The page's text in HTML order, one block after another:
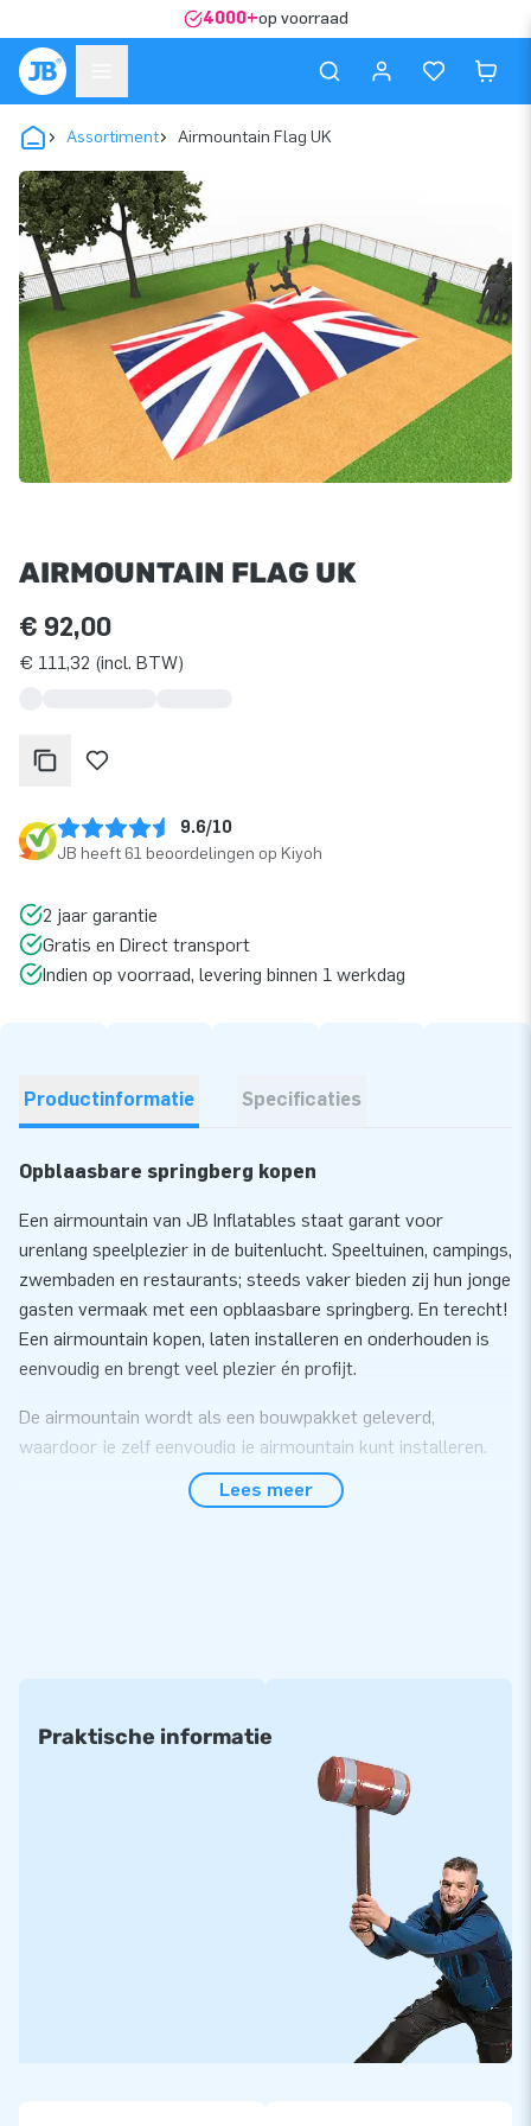
4000+op voorraad
Assortiment Airmountain Flag UK
AIRMOUNTAIN FLAG UK
€ 92,00
€ 111,32 (incl. BTW)
9.6/10
JB heeft 61 beoordelingen op Kiyoh
2 jaar garantie
Gratis en Direct transport
Indien op voorraad, levering binnen 1 werkdag
Productinformatie Specificaties
Opblaasbare springberg kopen
Een airmountain van JB Inflatables staat garant voor
urenlang speelplezier in de buitenlucht. Speeltuinen, campings,
zwembaden en restaurants; steeds vaker bieden zij hun jonge
gasten vermaak met een opblaasbare springberg. En terecht!
Een airmountain kopen, laten installeren en onderhouden is
eenvoudig en brengt veel plezier én profijt.
De airmountain wordt als een bouwpakket geleverd,
waardoor je zelf eenvoudig je airmountain kunt installeren.
Wil je dit liever uitbesteden kunnen wij voor een meerprijs
een installatie service bieden. Je springberg wordt dan in 1
• 6 x 6 m • 8 x 6 m • 10 x 12 m
• 6 x 8 m • 8 x 8 m • 12 x 15 m
• 6 x 12 m • 8 x 12 m • 14 x 20 m
Alle opblaasbare springbergen zijn gemaakt van materialen
met een hoge kwaliteit. Ze zijn standaard voorzien van de
juiste certificatie en handleidingen voor professioneel
Standaard airmountains kunnen in ongeveer twee weken
Lees meer
Praktische informatie